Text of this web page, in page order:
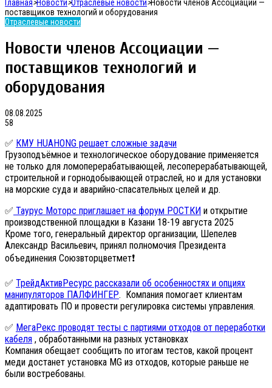
Главная>Новости>Отраслевые новости>Новости членов Ассоциации —
поставщиков технологий и оборудования
Отраслевые новости
Новости членов Ассоциации —
поставщиков технологий и
оборудования
08.08.2025
58
✅ КМУ HUAHONG решает сложные задачи
Грузоподъёмное и технологическое оборудование применяется
не только для ломоперерабатывающей, лесоперерабатывающей,
строительной и горнодобывающей отраслей, но и для установки
на морские суда и аварийно-спасательных целей и др.
✅ Таурус Моторс приглашает на форум РОСТКИ и открытие
производственной площадки в Казани 18-19 августа 2025
Кроме того, генеральный директор организации, Шепелев
Александр Васильевич, принял полномочия Президента
объединения Союзвторцветмет❗️
✅ ТрейдАктивРесурс рассказали об особенностях и опциях
манипуляторов ПАЛФИНГЕР. Компания помогает клиентам
адаптировать ПО и провести регулировка системы управления.
✅ МегаРекс проводят тесты с партиями отходов от переработки
кабеля , обработанными на разных установках
Компания обещает сообщить по итогам тестов, какой процент
меди достанет установка MG из отходов, которые раньше не
были востребованы.